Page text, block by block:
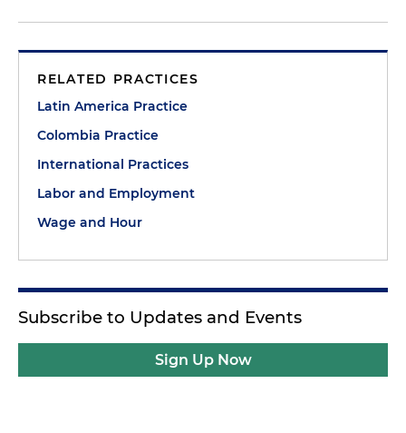
RELATED PRACTICES
Latin America Practice
Colombia Practice
International Practices
Labor and Employment
Wage and Hour
Subscribe to Updates and Events
Sign Up Now